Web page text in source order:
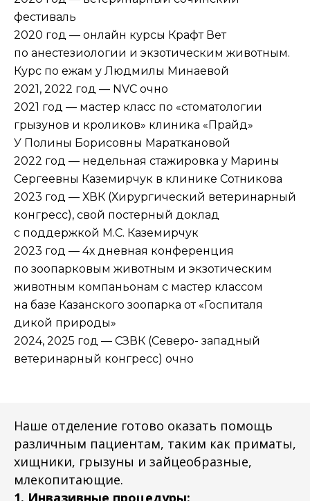
фестиваль
2020 год — онлайн курсы Крафт Вет
по анестезиологии и экзотическим животным.
Курс по ежам у Людмилы Минаевой
2021, 2022 год — NVC очно
2021 год — мастер класс по «стоматологии
грызунов и кроликов» клиника «Прайд»
У Полины Борисовны Мараткановой
2022 год — недельная стажировка у Марины
Сергеевны Каземирчук в клинике Сотникова
2023 год — ХВК (Хирургический ветеринарный
конгресс), свой постерный доклад
с поддержкой М.С. Каземирчук
2023 год — 4х дневная конференция
по зоопарковым животным и экзотическим
животным компаньонам с мастер классом
на базе Казанского зоопарка от «Госпиталя
дикой природы»
2024, 2025 год — СЗВК (Северо- западный
ветеринарный конгресс) очно
Наше отделение готово оказать помощь
различным пациентам, таким как приматы,
хищники, грызуны и зайцеобразные,
млекопитающие.